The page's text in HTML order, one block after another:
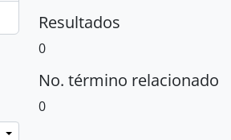
Resultados
0
No. término relacionado
0